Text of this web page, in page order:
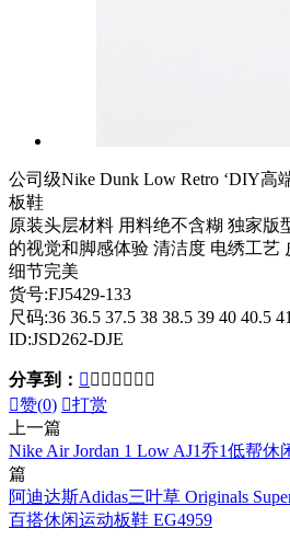
公司级Nike Dunk Low Retro ‘DIY高
板鞋
原装头层材料 用料绝不含糊 独家版
的视觉和脚感体验 清洁度 电绣工艺
细节完美
货号:FJ5429-133
尺码:36 36.5 37.5 38 38.5 39 40 40.5
ID:JSD262-DJE
分享到：       
赞(0) 打赏
上一篇
Nike Air Jordan 1 Low AJ1乔1低帮休
篇
阿迪达斯Adidas三叶草 Originals
百搭休闲运动板鞋 EG4959